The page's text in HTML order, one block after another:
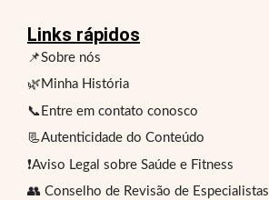
Links rápidos
📌Sobre nós
🌿Minha História
📞Entre em contato conosco
📃Autenticidade do Conteúdo
❗Aviso Legal sobre Saúde e Fitness
👥 Conselho de Revisão de Especialistas